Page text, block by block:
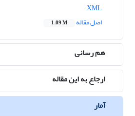
اصل مقاله
1.09 M
هم رسانی
ارجاع به این مقاله
آمار